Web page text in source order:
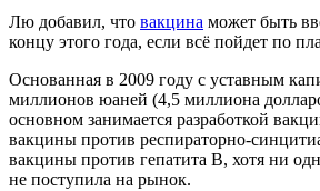
Лю добавил, что вакцина может быть
концу этого года, если всё пойдет по
Основанная в 2009 году с уставным
миллионов юаней (4,5 миллиона
основном занимается разработкой
вакцины против респираторно-
вакцины против гепатита B, хотя ни
не поступила на рынок.